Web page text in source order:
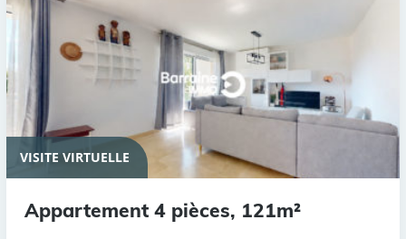
VISITE VIRTUELLE
Appartement 4 pièces, 121m²